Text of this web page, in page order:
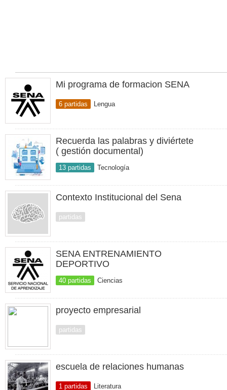
Mi programa de formacion SENA
6 partidas Lengua
Recuerda las palabras y diviértete
( gestión documental)
13 partidas Tecnología
Contexto Institucional del Sena
partidas
SENA ENTRENAMIENTO
DEPORTIVO
40 partidas Ciencias
proyecto empresarial
partidas
escuela de relaciones humanas
1 partidas Literatura